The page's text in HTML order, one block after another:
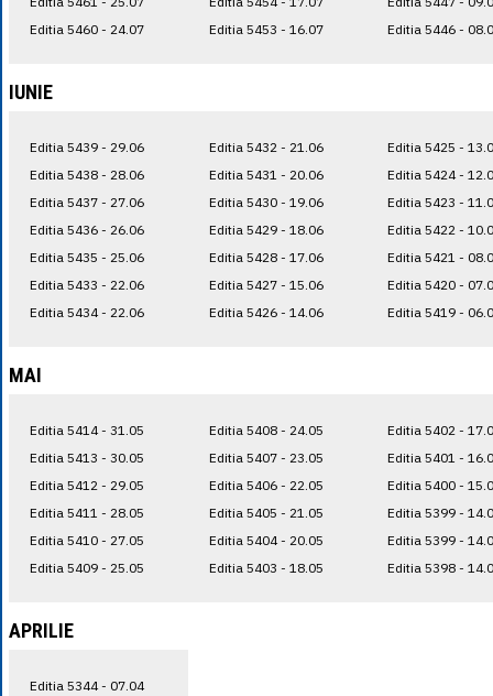
Editia 5460 - 24.07
Editia 5453 - 16.07
Editia 5446 -
IUNIE
Editia 5439 - 29.06
Editia 5438 - 28.06
Editia 5437 - 27.06
Editia 5436 - 26.06
Editia 5435 - 25.06
Editia 5433 - 22.06
Editia 5434 - 22.06
Editia 5432 - 21.06
Editia 5431 - 20.06
Editia 5430 - 19.06
Editia 5429 - 18.06
Editia 5428 - 17.06
Editia 5427 - 15.06
Editia 5426 - 14.06
Editia 5425 -
Editia 5424 -
Editia 5423 -
Editia 5422 -
Editia 5421 -
Editia 5420 -
Editia 5419 -
MAI
Editia 5414 - 31.05
Editia 5413 - 30.05
Editia 5412 - 29.05
Editia 5411 - 28.05
Editia 5410 - 27.05
Editia 5409 - 25.05
Editia 5408 - 24.05
Editia 5407 - 23.05
Editia 5406 - 22.05
Editia 5405 - 21.05
Editia 5404 - 20.05
Editia 5403 - 18.05
Editia 5402 -
Editia 5401 -
Editia 5400 -
Editia 5399 -
Editia 5399 -
Editia 5398 -
APRILIE
Editia 5344 - 07.04